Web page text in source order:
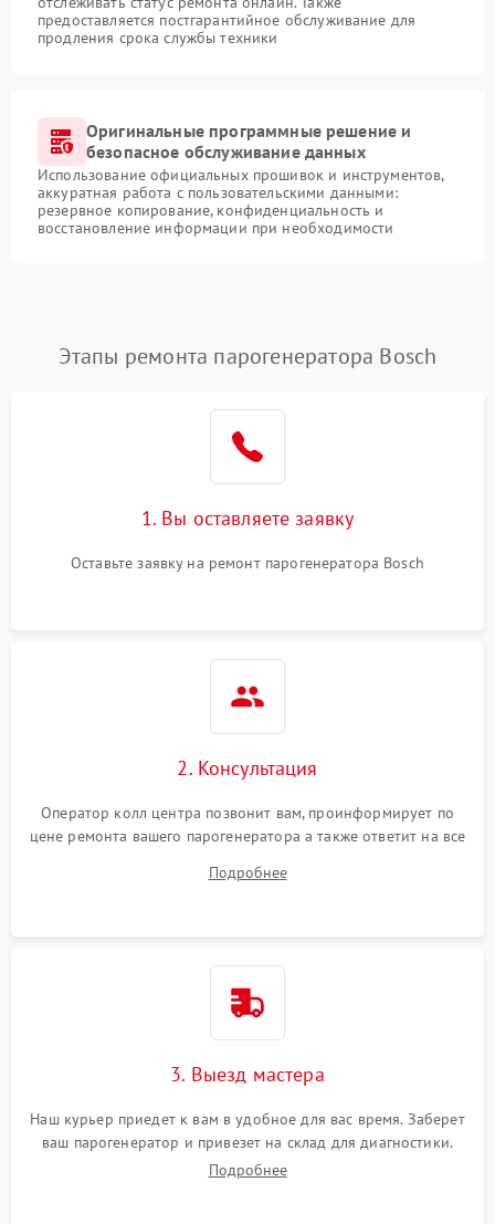
предоставляется постгарантийное обслуживание для
продления срока службы техники
Оригинальные программные решение и
безопасное обслуживание данных
Использование официальных прошивок и инструментов,
аккуратная работа с пользовательскими данными:
резервное копирование, конфиденциальность и
восстановление информации при необходимости
Этапы ремонта парогенератора Bosch
1. Вы оставляете заявку
Оставьте заявку на ремонт парогенератора Bosch
2. Консультация
Оператор колл центра позвонит вам, проинформирует по
цене ремонта вашего парогенератора а также ответит на все
Подробнее
3. Выезд мастера
Наш курьер приедет к вам в удобное для вас время. Заберет
ваш парогенератор и привезет на склад для диагностики.
Подробнее